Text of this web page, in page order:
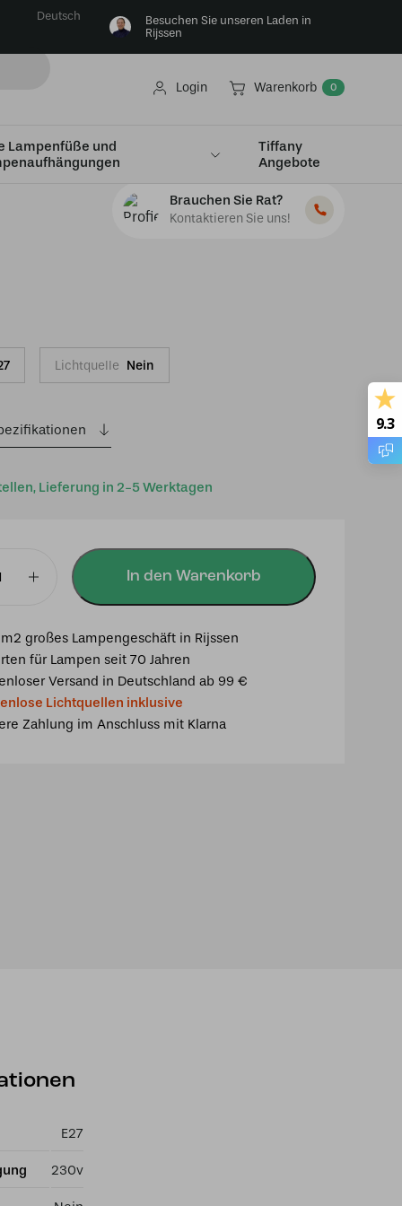
Deutsch
Besuchen Sie unseren Laden in
Rijssen
Login Warenkorb 0
Lampenfüße und
Tiffany
Angebote
Brauchen Sie Rat?
Kontaktieren Sie uns!
Lieferung in 2-5 Werktagen
Lichtquelle Nein
In den Warenkorb
großes Lampengeschäft in Rijssen
für Lampen seit 70 Jahren
Versand in Deutschland ab 99 €
Lichtquellen inklusive
Zahlung im Anschluss mit Klarna
E27
230v
9.3